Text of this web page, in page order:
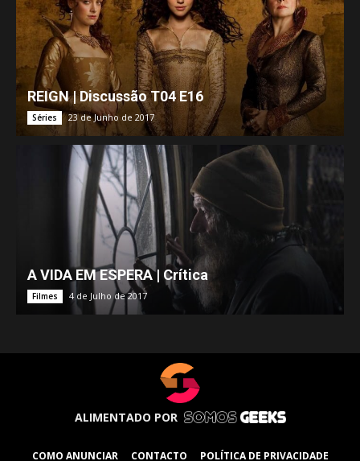
REIGN | Discussão T04 E16
Séries 23 de Junho de 2017
A VIDA EM ESPERA | Crítica
Filmes 4 de Julho de 2017
ALIMENTADO POR
COMO ANUNCIAR CONTACTO POLÍTICA DE PRIVACIDADE